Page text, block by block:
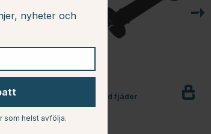
Fjädergrind med inbyggd fjäder
99 kr
nyheter och
som helst avfölja.